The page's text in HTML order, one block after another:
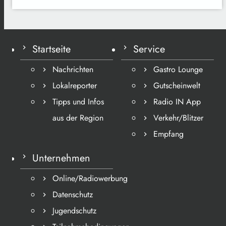
Startseite
Nachrichten
Lokalreporter
Tipps und Infos
aus der Region
Service
Gastro Lounge
Gutscheinwelt
Radio IN App
Verkehr/Blitzer
Empfang
Unternehmen
Online/Radiowerbung
Datenschutz
Jugendschutz